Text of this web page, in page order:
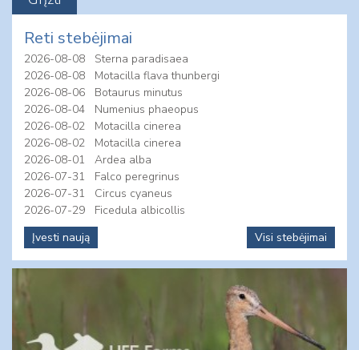
Reti stebėjimai
2026-08-08
Sterna paradisaea
2026-08-08
Motacilla flava thunbergi
2026-08-06
Botaurus minutus
2026-08-04
Numenius phaeopus
2026-08-02
Motacilla cinerea
2026-08-02
Motacilla cinerea
2026-08-01
Ardea alba
2026-07-31
Falco peregrinus
2026-07-31
Circus cyaneus
2026-07-29
Ficedula albicollis
Įvesti naują
Visi stebėjimai